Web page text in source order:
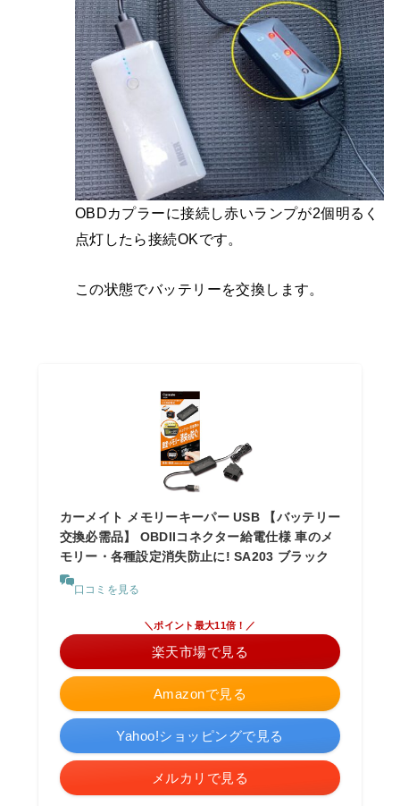
OBDカプラーに接続し赤いランプが2個明るく
点灯したら接続OKです。
この状態でバッテリーを交換します。
カーメイト メモリーキーパー USB 【バッテリー
交換必需品】 OBDIIコネクター給電仕様 車のメ
モリー・各種設定消失防止に! SA203 ブラック
口コミを見る
Amazonで見る
＼ポイント最大11倍！／
楽天市場で見る
Yahoo!ショッピングで見る
メルカリで見る